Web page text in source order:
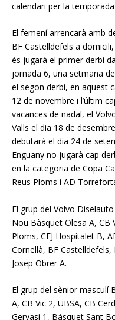
calendari per la
El femení arrencarà amb
BF Castelldefels a
és jugarà el primer derbi
jornada 6, una setmana
el segon derbi, en aquest
12 de novembre i l’últim
vacances de nadal, el
Valls el dia 18 de
debutarà el dia 24 de
Enguany no jugarà cap
en la categoria de Copa
Reus Ploms i AD
El grup del Volvo
Nou Bàsquet Olesa A, CB
Ploms, CEJ Hospitalet B,
Cornellà, BF
Josep Obrer A.
El grup del sènior masculí
A, CB Vic 2, UBSA, CB
Gervasi 1, Bàsquet Sant